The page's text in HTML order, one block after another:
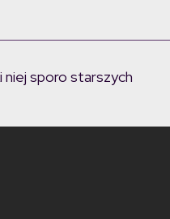
niej sporo starszych